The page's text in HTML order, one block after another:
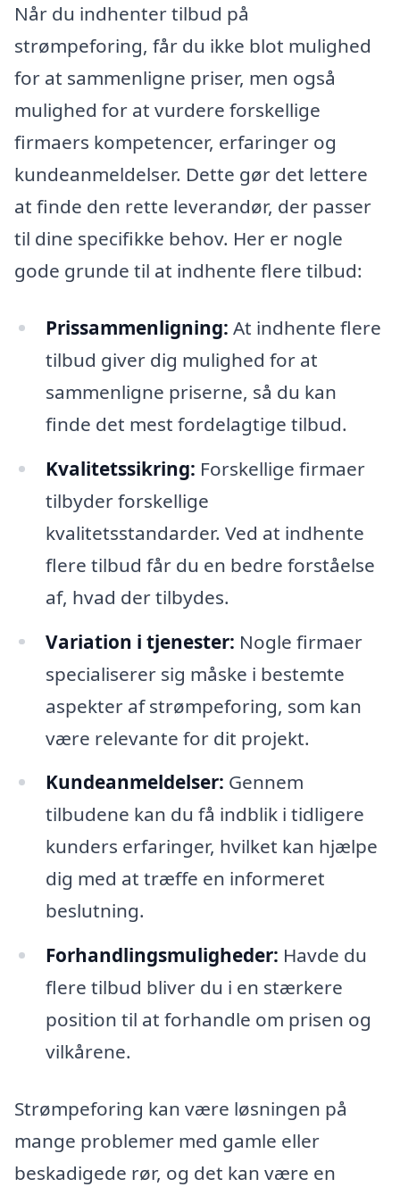
Når du indhenter tilbud på
strømpeforing, får du ikke blot mulighed
for at sammenligne priser, men også
mulighed for at vurdere forskellige
firmaers kompetencer, erfaringer og
kundeanmeldelser. Dette gør det lettere
at finde den rette leverandør, der passer
til dine specifikke behov. Her er nogle
gode grunde til at indhente flere tilbud:
Prissammenligning: At indhente flere
tilbud giver dig mulighed for at
sammenligne priserne, så du kan
finde det mest fordelagtige tilbud.
Kvalitetssikring: Forskellige firmaer
tilbyder forskellige
kvalitetsstandarder. Ved at indhente
flere tilbud får du en bedre forståelse
af, hvad der tilbydes.
Variation i tjenester: Nogle firmaer
specialiserer sig måske i bestemte
aspekter af strømpeforing, som kan
være relevante for dit projekt.
Kundeanmeldelser: Gennem
tilbudene kan du få indblik i tidligere
kunders erfaringer, hvilket kan hjælpe
dig med at træffe en informeret
beslutning.
Forhandlingsmuligheder: Havde du
flere tilbud bliver du i en stærkere
position til at forhandle om prisen og
vilkårene.
Strømpeforing kan være løsningen på
mange problemer med gamle eller
beskadigede rør, og det kan være en